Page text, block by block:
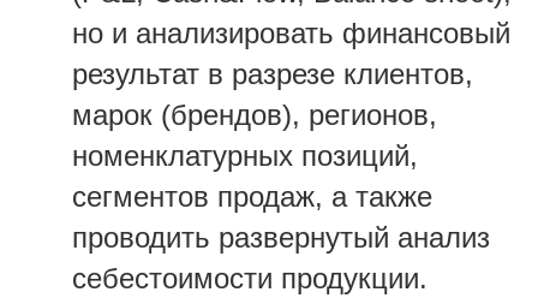
но и анализировать финансовый
результат в разрезе клиентов,
марок (брендов), регионов,
номенклатурных позиций,
сегментов продаж, а также
проводить развернутый анализ
себестоимости продукции.